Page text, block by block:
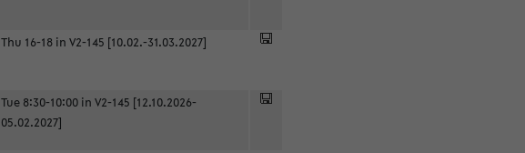
Thu 16-18 in V2-145 [10.02.-31.03.2027]
Tue 8:30-10:00 in V2-145 [12.10.2026-
05.02.2027]